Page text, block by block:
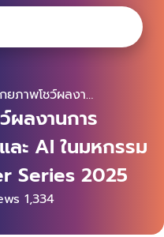
BDI แสดงศักยภาพโชว์ผลงานการประยุกต์ใช้ Big Data และ AI ในมหกรรมเทคโนโลยี September Series 2025
ผลงานการ
ะ AI ในมหกรรม
Series 2025
1,334